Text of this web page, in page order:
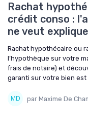
Rachat
crédit conso :
ne veut
Rachat hypothécaire ou
l’hypothèque sur votre
frais de notaire) et
garanti sur votre bien
par Maxime De